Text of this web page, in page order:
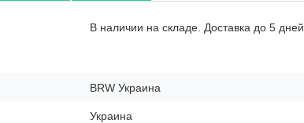
В наличии на складе. Доставка до 5 дней
BRW Украина
Украина